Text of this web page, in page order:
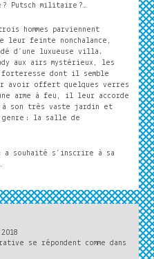
? Putsch militaire ?…
hommes parviennent
leur feinte nonchalance,
d’une luxueuse villa.
aux airs mystérieux, les
dont il semble
avoir offert quelques verres
arme à feu, il leur accorde
à son très vaste jardin et
: la salle de
a souhaité s’inscrire à sa
se répondent comme dans